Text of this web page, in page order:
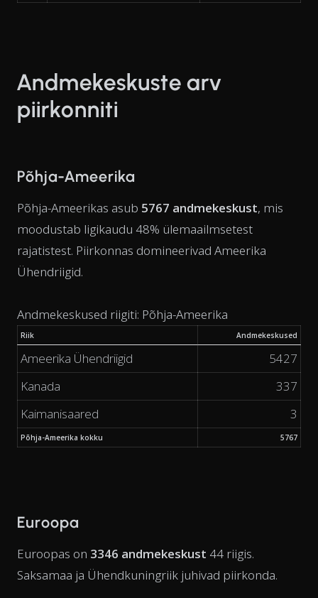
Andmekeskuste arv
piirkonniti
Põhja-Ameerika
Põhja-Ameerikas asub 5767 andmekeskust, mis
moodustab ligikaudu 48% ülemaailmsetest
rajatistest. Piirkonnas domineerivad Ameerika
Ühendriigid.
Andmekeskused riigiti: Põhja-Ameerika
Riik Andmekeskused
Ameerika Ühendriigid
5427
Kanada
337
Kaimanisaared
3
Põhja-Ameerika kokku 5767
Euroopa
Euroopas on 3346 andmekeskust 44 riigis.
Saksamaa ja Ühendkuningriik juhivad piirkonda.